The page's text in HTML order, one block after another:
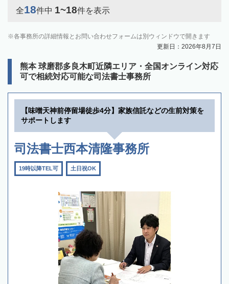
全18件中 1~18件を表示
各事務所の詳細情報とお問い合わせフォームは別ウィンドウで開きます
更新日：2026年8月7日
熊本 球磨郡多良木町近隣エリア・全国オンライン対応
可で相続対応可能な司法書士事務所
【味噌天神前停留場徒歩4分】家族信託などの生前対策を
サポートします
司法書士西本清隆事務所
19時以降TEL可 土日祝OK